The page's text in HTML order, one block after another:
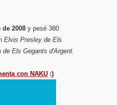
2008 y pesé 380
Elvis Presley de Els
de Els Gegants d'Argent
con NAKU :)